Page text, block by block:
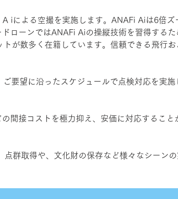
iによる空撮を実施します。ANAFi Aiは6倍
ローンではANAFi Aiの操縦技術を習得する
が数多く在籍しています。信頼できる飛行お
要望に沿ったスケジュールで点検対応を実施
間接コストを極力抑え、安価に対応すること
群取得や、文化財の保存など様々なシーンの